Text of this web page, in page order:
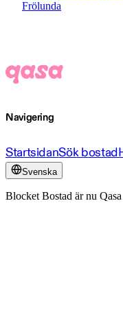
Frölunda
Navigering
StartsidanSök bostad
Svenska
Blocket Bostad är nu Qasa